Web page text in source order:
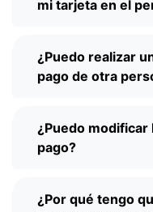
mi tarjeta en el
¿Puedo realizar
pago de otra
¿Puedo modificar
pago?
¿Por qué tengo